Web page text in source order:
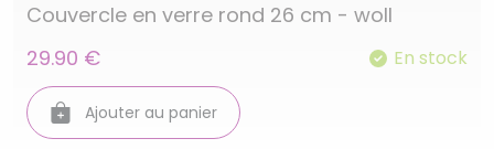
Couvercle en verre rond 26 cm - woll
29.90 €
En stock
Ajouter au panier